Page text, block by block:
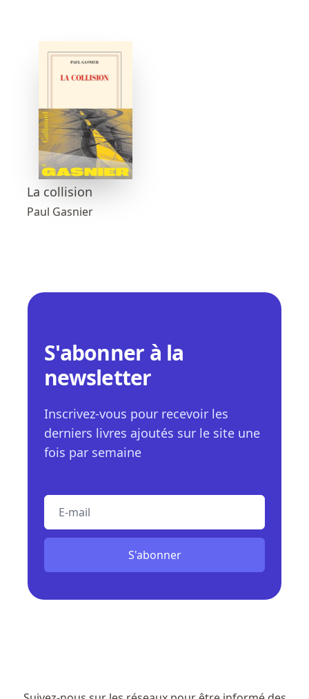
La collision
Paul Gasnier
S'abonner à la
newsletter
Inscrivez-vous pour recevoir les
derniers livres ajoutés sur le site une
fois par semaine
E-mail
S'abonner